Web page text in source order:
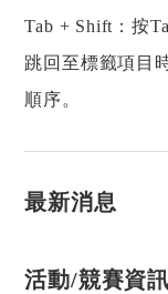
Tab + Shift：按
跳回至標籤項目
順序。
最新消息
活動/競賽資訊